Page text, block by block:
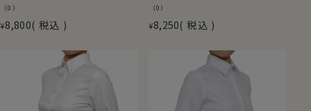
（0）
¥8,800 税込
（0）
¥8,250 税込